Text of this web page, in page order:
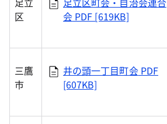
区
会 PDF [619KB]
三鷹
市
井の頭一丁目町会PDF
[607KB]